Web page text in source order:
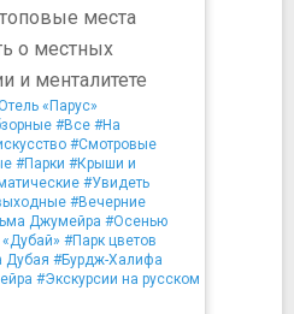
места
о местных
и менталитете
«Парус»
#Все #На
#Смотровые
#Парки #Крыши и
#Увидеть
#Вечерние
Джумейра #Осенью
#Парк цветов
Дубая #Бурдж-Халифа
#Экскурсии на русском